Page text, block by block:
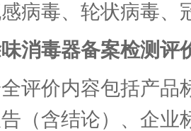
病毒、轮状病毒、
消毒器备案检测评
评价内容包括产品
（含结论）、企业